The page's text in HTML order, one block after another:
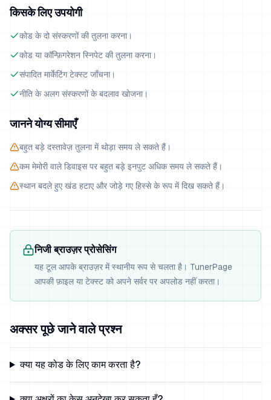
किसके लिए उपयोगी
कोड के दो संस्करणों की तुलना करना।
कोड या कॉन्फ़िगरेशन स्निपेट की तुलना करना।
संपादित मार्केटिंग टेक्स्ट जाँचना।
नीति के अलग संस्करणों के बदलाव खोजना।
जानने योग्य सीमाएँ
बहुत बड़े दस्तावेज़ तुलना में थोड़ा समय ले सकते हैं।
कम मेमोरी वाले डिवाइस पर बहुत बड़े इनपुट अधिक समय ले सकते हैं।
स्थान बदले हुए खंड हटाए और जोड़े गए हिस्से के रूप में दिख सकते हैं।
निजी ब्राउज़र प्रोसेसिंग
यह टूल आपके ब्राउज़र में स्थानीय रूप से चलता है। TunerPage
आपकी फ़ाइल या टेक्स्ट को अपने सर्वर पर अपलोड नहीं करता।
अक्सर पूछे जाने वाले प्रश्न
क्या यह कोड के लिए काम करता है?